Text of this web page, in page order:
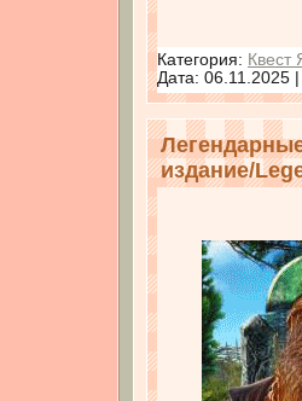
Категория: Квест
Дата: 06.11.2025
издание/